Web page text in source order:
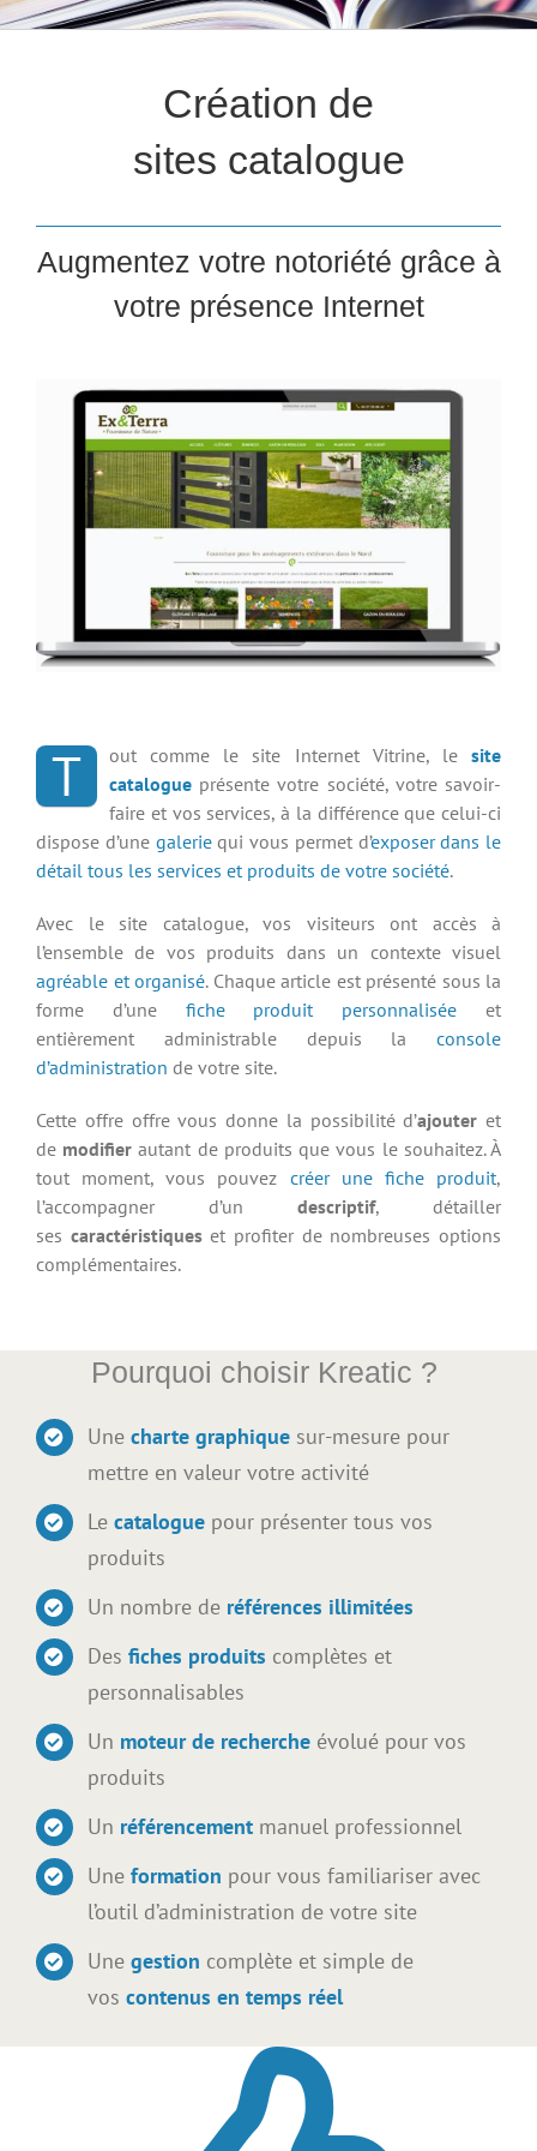
Création de
sites catalogue
Augmentez votre notoriété grâce à
votre présence Internet
T out comme le site Internet Vitrine, le site
catalogue présente votre société, votre savoir-
faire et vos services, à la différence que celui-ci
dispose d’une galeriequi vous permet d’exposer dans le
détail tous les services et produits de votre société.
Avec le site catalogue, vos visiteurs ont accès à
l’ensemble de vos produits dans un contexte visuel
agréable et organisé. Chaque article est présenté sous la
forme d’une fiche produit personnalisée et
entièrement administrable depuis la console
d’administration de votre site.
Cette offre offre vous donne la possibilité d’ajouter et
de modifier autant de produits que vous le souhaitez. À
tout moment, vous pouvez créer une fiche produit,
l’accompagner d’un descriptif, détailler
ses caractéristiqueset profiter de nombreuses options
complémentaires.
Pourquoi choisir Kreatic ?
Unecharte graphique sur-mesure pour
mettre en valeur votre activité
Lecatalogue pour présenter tous vos
produits
Un nombre de références illimitées
Des fiches produits complètes et
personnalisables
Un moteur de recherche évolué pour vos
produits
Un référencement manuel professionnel
Uneformation pour vous familiariser avec
l’outil d’administration de votre site
Unegestion complète et simple de
voscontenus en temps réel